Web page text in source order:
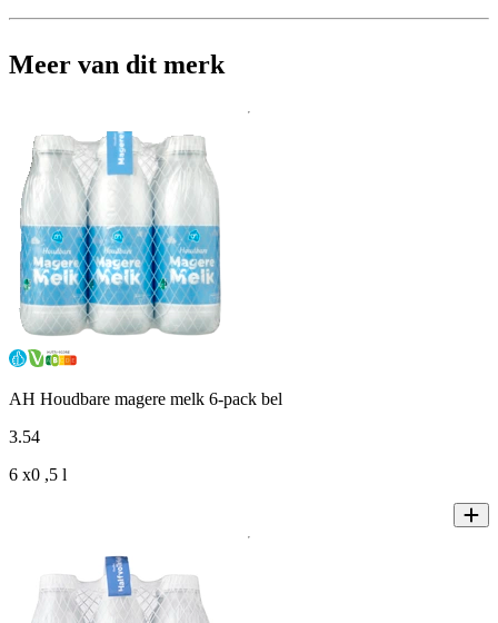
Meer van dit merk
AH Houdbare magere melk 6-pack bel
3.54
6 x0 ,5 l